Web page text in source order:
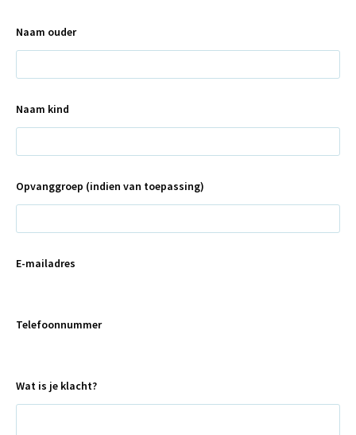
Naam ouder
Naam kind
Opvanggroep (indien van toepassing)
E-mailadres
Telefoonnummer
Wat is je klacht?